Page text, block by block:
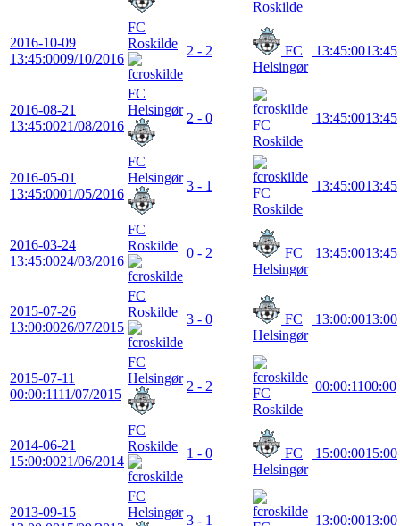
Roskilde
2016-10-09
13:45:0009/10/2016
FC
Roskilde
2 - 2
FC
Helsingør
13:45:0013:45
2016-08-21
13:45:0021/08/2016
FC
Helsingør
2 - 0
FC
Roskilde
13:45:0013:45
2016-05-01
13:45:0001/05/2016
FC
Helsingør
3 - 1
FC
Roskilde
13:45:0013:45
2016-03-24
13:45:0024/03/2016
FC
Roskilde 0 - 2
FC
Helsingør
13:45:0013:45
2015-07-26
13:00:0026/07/2015
FC
Roskilde 3 - 0
FC
Helsingør
13:00:0013:00
2015-07-11
00:00:1111/07/2015
FC
Helsingør
2 - 2
FC
Roskilde
00:00:1100:00
2014-06-21
15:00:0021/06/2014
FC
Roskilde
1 - 0
FC
Helsingør
15:00:0015:00
2013-09-15
FC
Helsingør
3 - 1 13:00:0013:00